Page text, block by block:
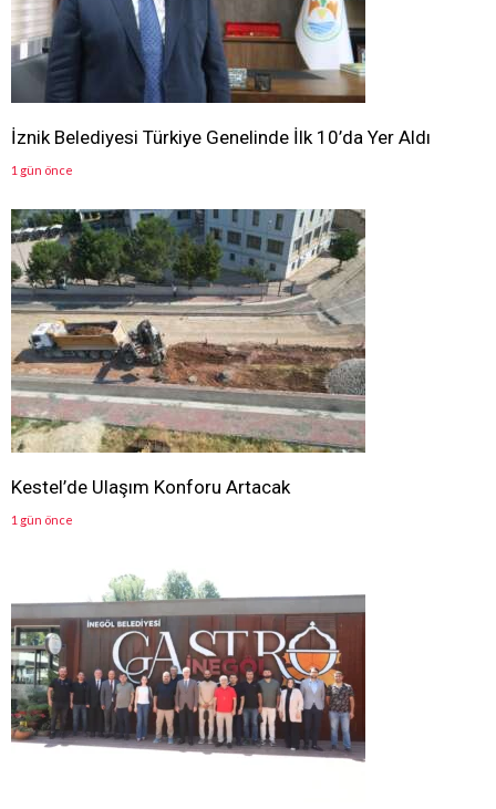
İznik Belediyesi Türkiye Genelinde İlk 10’da Yer Aldı
1 gün önce
Kestel’de Ulaşım Konforu Artacak
1 gün önce